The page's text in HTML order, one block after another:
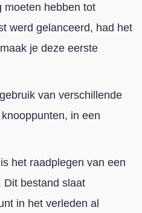
moeten hebben tot
werd gelanceerd, had het
je deze eerste
van verschillende
in een
het raadplegen van een
Dit bestand slaat
in het verleden al